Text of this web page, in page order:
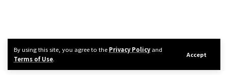
By using this site, you agree to the Privacy Policyand
Terms of Use.
Accept